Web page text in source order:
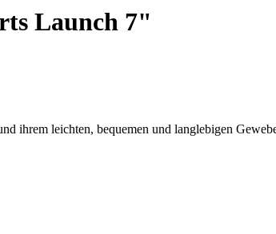
Launch 7"
ihrem leichten, bequemen und langlebigen